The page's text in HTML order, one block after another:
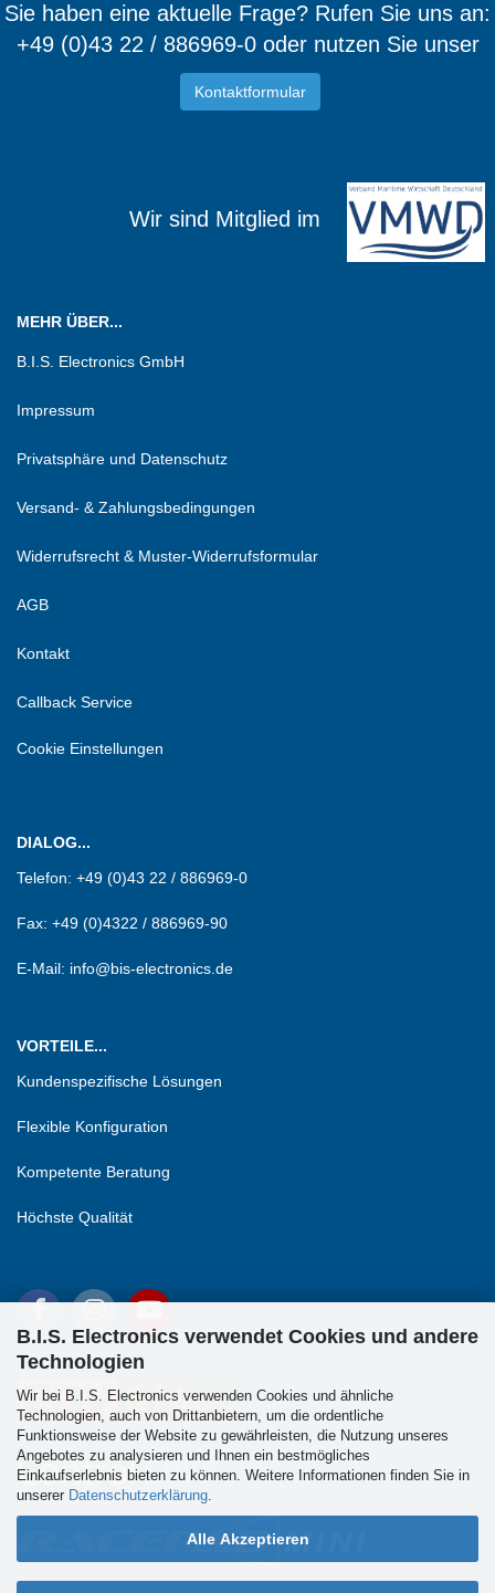
B.I.S. Electronics verwendet Cookies und andere
Technologien
Wir bei B.I.S. Electronics verwenden Cookies und ähnliche
Technologien, auch von Drittanbietern, um die ordentliche
Funktionsweise der Website zu gewährleisten, die Nutzung unseres
Angebotes zu analysieren und Ihnen ein bestmögliches
Einkaufserlebnis bieten zu können. Weitere Informationen finden Sie in
unserer Datenschutzerklärung
Alle Akzeptieren
Sie haben eine aktuelle Frage? Rufen Sie uns an:
+49 (0)43 22 / 886969-0 oder nutzen Sie unser
Kontaktformular
Wir sind Mitglied im
MEHR ÜBER...
B.I.S. Electronics GmbH
Impressum
Privatsphäre und Datenschutz
Versand- & Zahlungsbedingungen
Widerrufsrecht & Muster-Widerrufsformular
AGB
Kontakt
Callback Service
Cookie Einstellungen
DIALOG...
Telefon: +49 (0)43 22 / 886969-0
Fax: +49 (0)4322 / 886969-90
E-Mail: info@bis-electronics.de
VORTEILE...
Kundenspezifische Lösungen
Flexible Konfiguration
Kompetente Beratung
Höchste Qualität